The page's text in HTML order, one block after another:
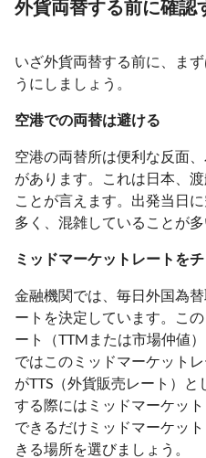
外貨両替する前に確認
いざ外貨両替する前に、ま
うにしましょう。
空港での両替は避ける
空港の両替所は便利な反面
があります。これは日本、
ことが言えます。出発当日
多く、混雑していることが
ミッドマーケットレートを
金融機関では、毎日外国為
ートを決定しています。こ
ート（TTMまたは市場仲値
ではこのミッドマーケット
がTTS（外貨販売レート）
する際にはミッドマーケッ
できるだけミッドマーケッ
きる場所を選びましょう。